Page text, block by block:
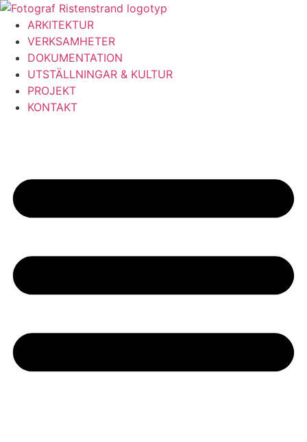
Hoppa
innehåll
ARKITEKTUR
VERKSAMHETER
DOKUMENTATION
UTSTÄLLNINGAR & KULTUR
PROJEKT
KONTAKT